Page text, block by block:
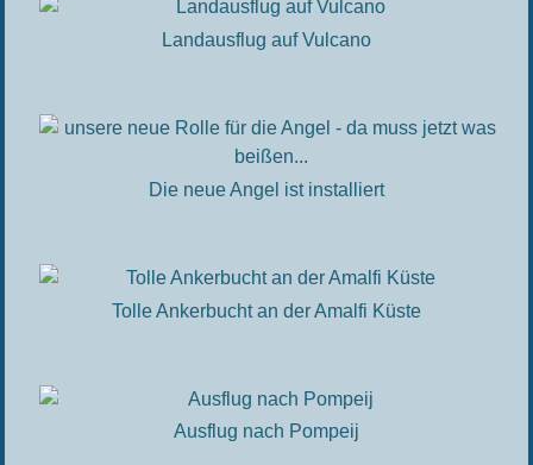
Landausflug auf Vulcano
Die neue Angel ist installiert
Tolle Ankerbucht an der Amalfi Küste
Ausflug nach Pompeij